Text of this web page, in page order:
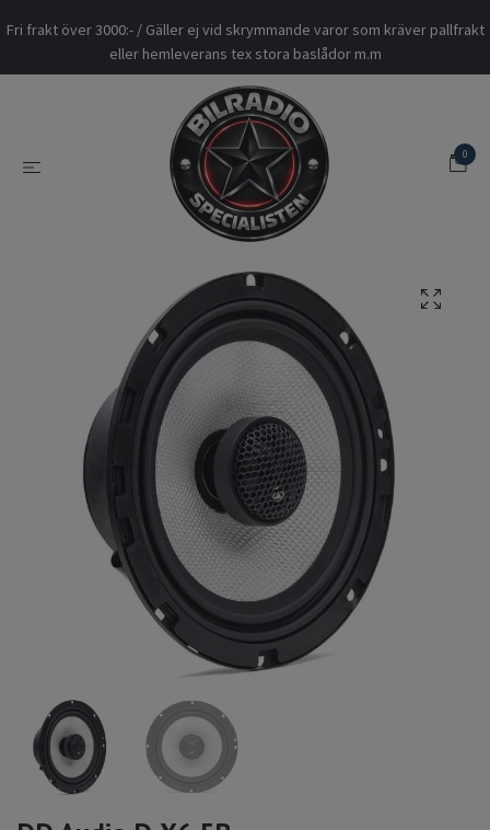
Fri frakt över 3000:- / Gäller ej vid skrymmande varor som kräver pallfrakt
eller hemleverans tex stora baslådor m.m
0